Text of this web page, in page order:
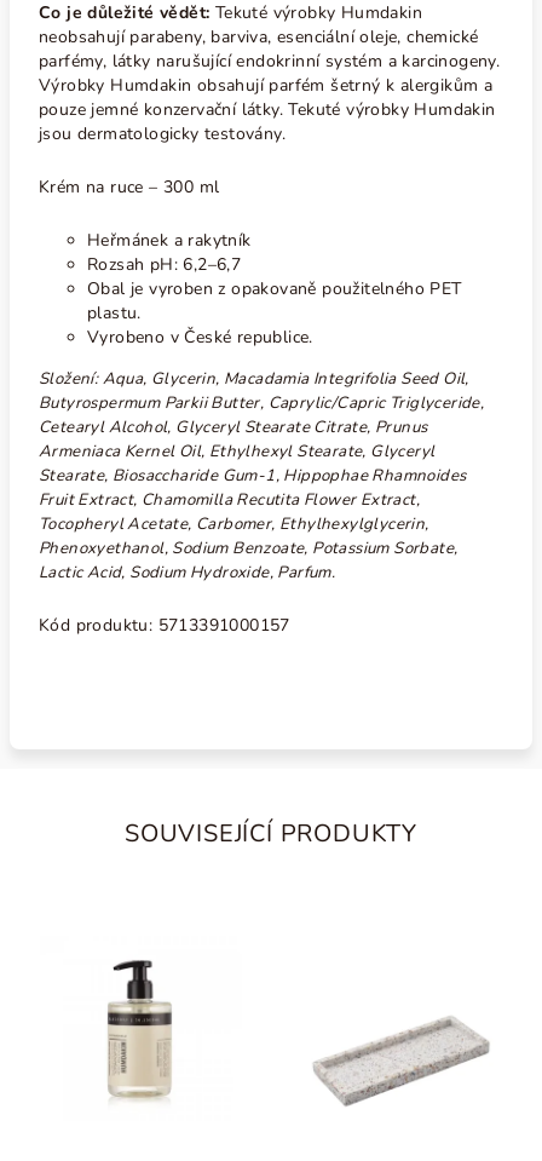
Co je důležité vědět: Tekuté výrobky Humdakin
neobsahují parabeny, barviva, esenciální oleje, chemické
parfémy, látky narušující endokrinní systém a karcinogeny.
Výrobky Humdakin obsahují parfém šetrný k alergikům a
pouze jemné konzervační látky. Tekuté výrobky Humdakin
jsou dermatologicky testovány.
Krém na ruce– 300 ml
Heřmánek a rakytník
Rozsah pH: 6,2–6,7
Obal je vyroben z opakovaně použitelného PET
plastu.
Vyrobeno v České republice.
Složení: Aqua, Glycerin, Macadamia Integrifolia Seed Oil,
Butyrospermum Parkii Butter, Caprylic/Capric Triglyceride,
Cetearyl Alcohol, Glyceryl Stearate Citrate, Prunus
Armeniaca Kernel Oil, Ethylhexyl Stearate, Glyceryl
Stearate, Biosaccharide Gum-1, Hippophae Rhamnoides
Fruit Extract, Chamomilla Recutita Flower Extract,
Tocopheryl Acetate, Carbomer, Ethylhexylglycerin,
Phenoxyethanol, Sodium Benzoate, Potassium Sorbate,
Lactic Acid, Sodium Hydroxide, Parfum.
Kód produktu: 5713391000157
SOUVISEJÍCÍ PRODUKTY